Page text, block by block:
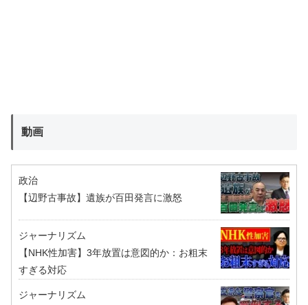
動画
政治
【辺野古事故】遺族が百田発言に激怒
ジャーナリズム
【NHK性加害】3年放置は意図的か：お粗末
すぎる対応
ジャーナリズム